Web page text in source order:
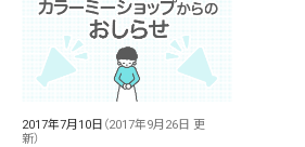
2017年7月10日 （2017年9月26日 更
新）